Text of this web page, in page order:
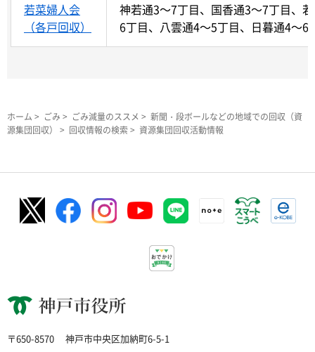
若菜婦人会
（各戸回収）
神若通3～7丁目、国香通3～7丁目、
6丁目、八雲通4～5丁目、日暮通4～6
ホーム > ごみ > ごみ減量のススメ > 新聞・段ボールなどの地域での回収（資
源集団回収）
> 回収情報の検索 > 資源集団回収活動情報
神戸市役所
〒650-8570 神戸市中央区加納町6-5-1